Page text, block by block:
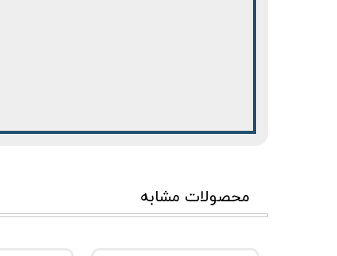
محصولات مشابه